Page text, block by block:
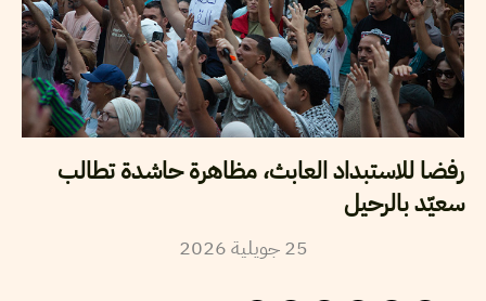
رفضا للاستبداد العابث، مظاهرة حاشدة تطالب
سعيّد بالرحيل
25 جويلية2026